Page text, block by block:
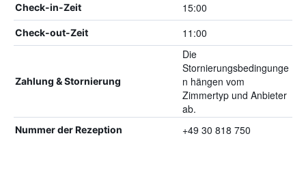
Check-in-Zeit 15:00
Check-out-Zeit 11:00
Zahlung & Stornierung
Die
Stornierungsbedingunge
n hängen vom
Zimmertyp und Anbieter
ab.
Nummer der Rezeption +49 30 818 750